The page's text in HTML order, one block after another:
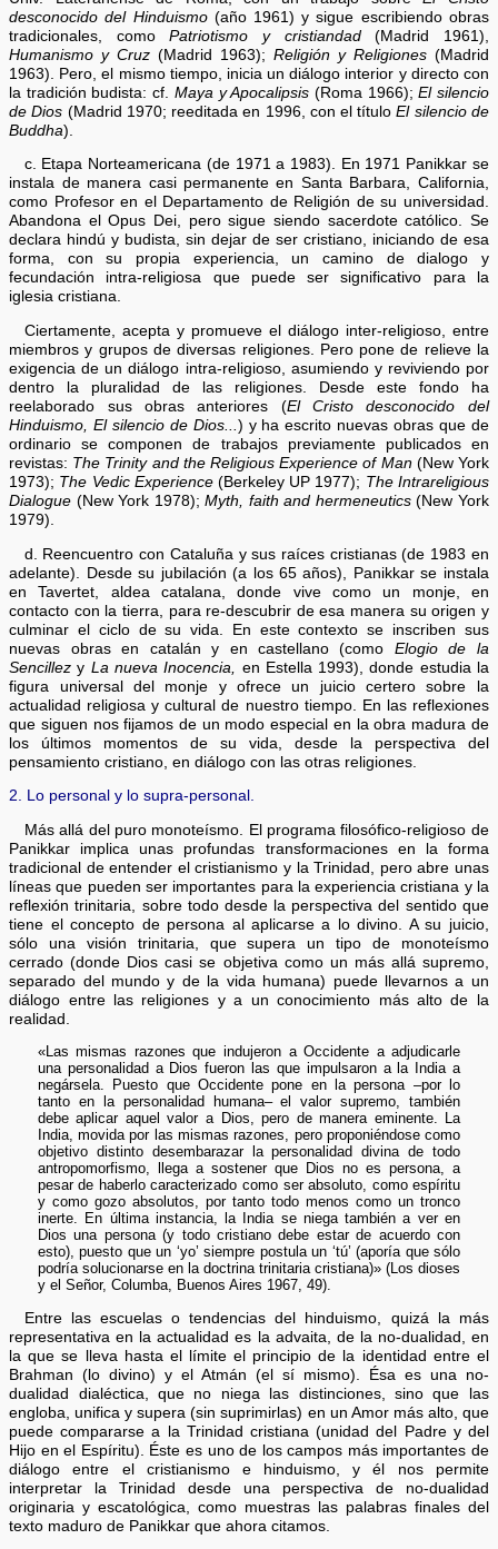
desconocido del Hinduismo(año 1961) y sigue escribiendo obras
tradicionales, comoPatriotismo y cristiandad(Madrid 1961),
Humanismo y Cruz (Madrid 1963); Religión y Religiones(Madrid
1963). Pero, el mismo tiempo, inicia un diálogo interior y directo con
la tradición budista: cf. Maya y Apocalipsis (Roma 1966);El silencio
de Dios (Madrid 1970; reeditada en 1996, con el títuloEl silencio de
Buddha).
c. Etapa Norteamericana (de 1971 a 1983). En 1971 Panikkar se
instala de manera casi permanente en Santa Barbara, California,
como Profesor en el Departamento de Religión de su universidad.
Abandona el Opus Dei, pero sigue siendo sacerdote católico. Se
declara hindú y budista, sin dejar de ser cristiano, iniciando de esa
forma, con su propia experiencia, un camino de dialogo y
fecundación intra-religiosa que puede ser significativo para la
iglesia cristiana.
Ciertamente, acepta y promueve el diálogo inter-religioso, entre
miembros y grupos de diversas religiones. Pero pone de relieve la
exigencia de un diálogo intra-religioso, asumiendo y reviviendo por
dentro la pluralidad de las religiones. Desde este fondo ha
reelaborado sus obras anteriores (El Cristo desconocido del
Hinduismo, El silencio de Dios...) y ha escrito nuevas obras que de
ordinario se componen de trabajos previamente publicados en
revistas: The Trinity and the Religious Experience of Man(New York
1973); The Vedic Experience(Berkeley UP 1977); The Intrareligious
Dialogue (New York 1978);Myth, faith and hermeneutics(New York
1979).
d. Reencuentro con Cataluña y sus raíces cristianas (de 1983 en
adelante). Desde su jubilación (a los 65 años), Panikkar se instala
en Tavertet, aldea catalana, donde vive como un monje, en
contacto con la tierra, para re-descubrir de esa manera su origen y
culminar el ciclo de su vida. En este contexto se inscriben sus
nuevas obras en catalán y en castellano (como Elogio de la
Sencillez y La nueva Inocencia,
en Estella 1993), donde estudia la
figura universal del monje y ofrece un juicio certero sobre la
actualidad religiosa y cultural de nuestro tiempo. En las reflexiones
que siguen nos fijamos de un modo especial en la obra madura de
los últimos momentos de su vida, desde la perspectiva del
pensamiento cristiano, en diálogo con las otras religiones.
2. Lo personal y lo supra-personal.
Más allá del puro monoteísmo. El programa filosófico-religioso de
Panikkar implica unas profundas transformaciones en la forma
tradicional de entender el cristianismo y la Trinidad, pero abre unas
líneas que pueden ser importantes para la experiencia cristiana y la
reflexión trinitaria, sobre todo desde la perspectiva del sentido que
tiene el concepto de persona al aplicarse a lo divino. A su juicio,
sólo una visión trinitaria, que supera un tipo de monoteísmo
cerrado (donde Dios casi se objetiva como un más allá supremo,
separado del mundo y de la vida humana) puede llevarnos a un
diálogo entre las religiones y a un conocimiento más alto de la
realidad.
«Las mismas razones que indujeron a Occidente a adjudicarle
una personalidad a Dios fueron las que impulsaron a la India a
negársela. Puesto que Occidente pone en la persona –por lo
tanto en la personalidad humana– el valor supremo, también
debe aplicar aquel valor a Dios, pero de manera eminente. La
India, movida por las mismas razones, pero proponiéndose como
objetivo distinto desembarazar la personalidad divina de todo
antropomorfismo, llega a sostener que Dios no es persona, a
pesar de haberlo caracterizado como ser absoluto, como espíritu
y como gozo absolutos, por tanto todo menos como un tronco
inerte. En última instancia, la India se niega también a ver en
Dios una persona (y todo cristiano debe estar de acuerdo con
esto), puesto que un ‘yo’ siempre postula un ‘tú’ (aporía que sólo
podría solucionarse en la doctrina trinitaria cristiana)» (Los dioses
y el Señor, Columba, Buenos Aires 1967, 49).
Entre las escuelas o tendencias del hinduismo, quizá la más
representativa en la actualidad es la advaita, de la no-dualidad, en
la que se lleva hasta el límite el principio de la identidad entre el
Brahman (lo divino) y el Atmán (el sí mismo). Ésa es una no-
dualidad dialéctica, que no niega las distinciones, sino que las
engloba, unifica y supera (sin suprimirlas) en un Amor más alto, que
puede compararse a la Trinidad cristiana (unidad del Padre y del
Hijo en el Espíritu). Éste es uno de los campos más importantes de
diálogo entre el cristianismo e hinduismo, y él nos permite
interpretar la Trinidad desde una perspectiva de no-dualidad
originaria y escatológica, como muestras las palabras finales del
texto maduro de Panikkar que ahora citamos.